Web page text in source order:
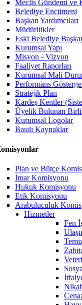
Meclis Gündemi ve
Belediye Encümeni
Başkan Yardımcıları
Müdürlükler
Eski Belediye
Kurumsal Yapı
Misyon - Vizyon
Faaliyet Raporları
Kurumsal Mali
Performans
Stratejik Plan
Kardeş Kentler
Üyelik Bulunan
Kurumsal Logolar
Basılı Kaynaklar
Plan ve Bütçe
İmar Komisyonu
Hukuk Komisyonu
Etik Komisyonu
Arabuluculuk
Hizmetler
Fen